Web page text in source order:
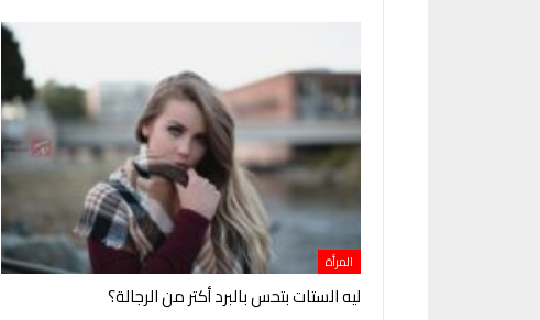
المرأة
ليه الستات بتحس بالبرد أكتر من الرجالة؟